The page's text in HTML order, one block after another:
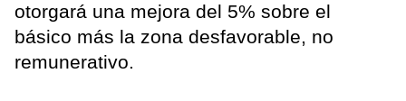
otorgará una mejora del 5% sobre el
básico más la zona desfavorable, no
remunerativo.